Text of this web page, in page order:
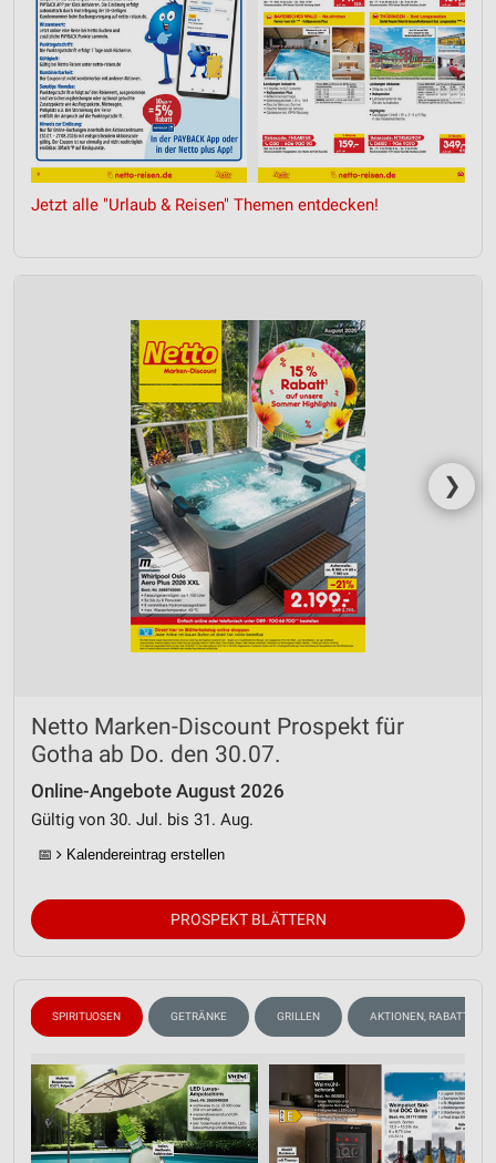
Jetzt alle "Urlaub & Reisen" Themen entdecken!
❯
Netto Marken-Discount Prospekt für
Gotha ab Do. den 30.07.
Online-Angebote August 2026
Gültig von 30. Jul. bis 31. Aug.
📅 Kalendereintrag erstellen
PROSPEKT BLÄTTERN
SPIRITUOSEN GETRÄNKE GRILLEN AKTIONEN, RABATTE &
Partnerliste anzeigen (1 IAB-Anbieter)
Wir nutzen Ihre Daten für folgende Zwecke:
IAB-Verarbeitungszwecke:
Speichern von oder Zugriff auf Informationen
auf einem Endgerät
Verwendung reduzierter Daten zur Auswahl von
Werbeanzeigen
Erstellung von Profilen zur Personalisierung
Verwendung von Profilen zur Auswahl
personalisierter Inhalte
Messung der Werbeleistung
Messung der Performance von Inhalten
Analyse von Zielgruppen durch Statistiken oder
Kombinationen von Daten aus verschiedenen
Entwicklung und Verbesserung der Angebote
Inhalten
IAB-Besonderheiten:
Verwendung genauer Standortdaten
Informationen identifizieren
Funktional
Werbung